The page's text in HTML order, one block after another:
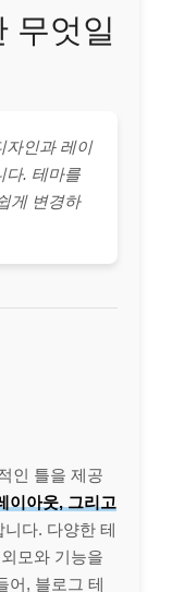
무엇일
자인과 레이
다. 테마를
게 변경하
인 틀을 제공
이아웃, 그리고
니다. 다양한 테
모와 기능을
어, 블로그 테